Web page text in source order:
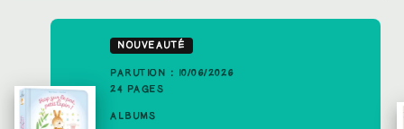
NOUVEAUTÉ
PARUTION : 10/06/2026
24 PAGES
ALBUMS